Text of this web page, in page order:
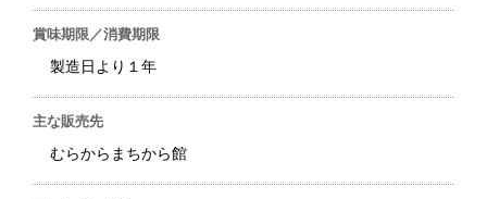
賞味期限／消費期限
製造日より１年
主な販売先
むらからまちから館